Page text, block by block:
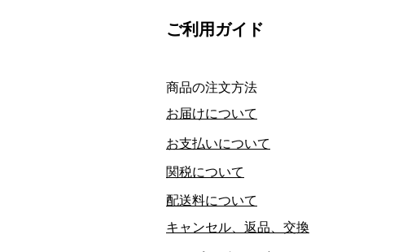
ご利用ガイド
​商品の注文方法
お届けについて
お支払いについて
関税について
配送料について
キャンセル、返品、交換